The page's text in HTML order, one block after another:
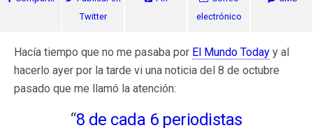
Twitter
electrónico
Hacía tiempo que no me pasaba por El Mundo Today y al
hacerlo ayer por la tarde vi una noticia del 8 de octubre
pasado que me llamó la atención:
“8 de cada 6 periodistas